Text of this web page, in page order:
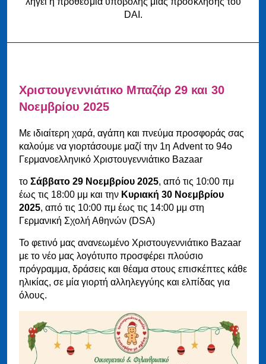
DAI.
Χριστουγεννιάτικο Μπαζάρ 29 και 30
Νοεμβρίου 2025
Με ιδιαίτερη χαρά, αγάπη και πνεύμα προσφοράς σας
καλούμε να γιορτάσουμε μαζί την 1η Advent το 94ο
Γερμανοελληνικό Χριστουγεννιάτικο Bazaar
το Σάββατο 29 Νοεμβρίου 2025, από τις 10:00 πμ
έως τις 18:00 μμ και την Κυριακή 30 Νοεμβρίου
2025, από τις 10:00 πμ έως τις 14:00 μμ στη
Γερμανική Σχολή Αθηνών (DSA)
Το φετινό μας ανανεωμένο Χριστουγεννιάτικο Bazaar
με το νέο μας λογότυπο προσφέρει πλούσιο
πρόγραμμα, δράσεις και θέαμα στους επισκέπτες κάθε
ηλικίας, σε μία γιορτή αλληλεγγύης και ελπίδας για
όλους.